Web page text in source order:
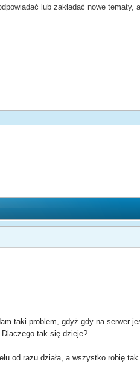
lub zakładać nowe tematy,
taki problem, gdyż gdy na serwer
tak się dzieje?
od razu działa, a wszystko robię tak